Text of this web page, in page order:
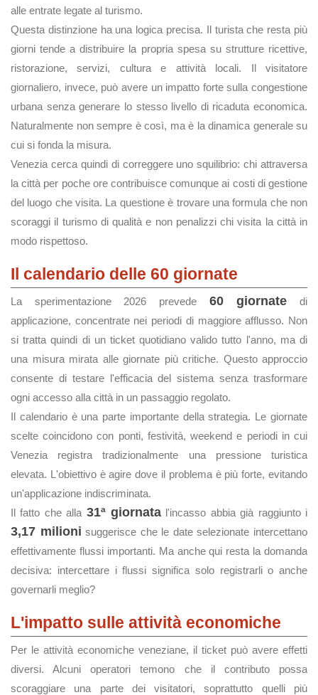
alle entrate legate al turismo.
Questa distinzione ha una logica precisa. Il turista che resta più
giorni tende a distribuire la propria spesa su strutture ricettive,
ristorazione, servizi, cultura e attività locali. Il visitatore
giornaliero, invece, può avere un impatto forte sulla congestione
urbana senza generare lo stesso livello di ricaduta economica.
Naturalmente non sempre è così, ma è la dinamica generale su
cui si fonda la misura.
Venezia cerca quindi di correggere uno squilibrio: chi attraversa
la città per poche ore contribuisce comunque ai costi di gestione
del luogo che visita. La questione è trovare una formula che non
scoraggi il turismo di qualità e non penalizzi chi visita la città in
modo rispettoso.
Il calendario delle 60 giornate
La sperimentazione 2026 prevede 60 giornate di
applicazione, concentrate nei periodi di maggiore afflusso. Non
si tratta quindi di un ticket quotidiano valido tutto l'anno, ma di
una misura mirata alle giornate più critiche. Questo approccio
consente di testare l'efficacia del sistema senza trasformare
ogni accesso alla città in un passaggio regolato.
Il calendario è una parte importante della strategia. Le giornate
scelte coincidono con ponti, festività, weekend e periodi in cui
Venezia registra tradizionalmente una pressione turistica
elevata. L'obiettivo è agire dove il problema è più forte, evitando
un'applicazione indiscriminata.
Il fatto che alla 31ª giornata l'incasso abbia già raggiunto i
3,17 milioni suggerisce che le date selezionate intercettano
effettivamente flussi importanti. Ma anche qui resta la domanda
decisiva: intercettare i flussi significa solo registrarli o anche
governarli meglio?
L'impatto sulle attività economiche
Per le attività economiche veneziane, il ticket può avere effetti
diversi. Alcuni operatori temono che il contributo possa
scoraggiare una parte dei visitatori, soprattutto quelli più